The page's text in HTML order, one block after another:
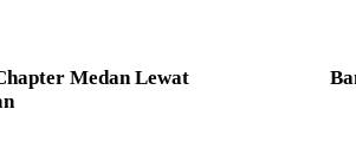
Medan Lewat